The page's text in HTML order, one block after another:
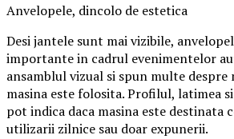
Anvelopele, dincolo de estetica
Desi jantele sunt mai vizibile,
importante in cadrul evenimentelor
ansamblul vizual si spun multe despre
masina este folosita. Profilul, latimea
pot indica daca masina este destinata
utilizarii zilnice sau doar expunerii.